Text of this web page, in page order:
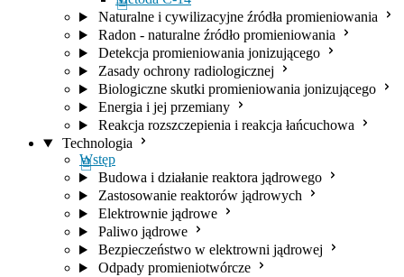
Naturalne i cywilizacyjne źródła promieniowania
Radon - naturalne źródło promieniowania
Detekcja promieniowania jonizującego
Zasady ochrony radiologicznej
Biologiczne skutki promieniowania jonizującego
Energia i jej przemiany
Reakcja rozszczepienia i reakcja łańcuchowa
Technologia
Wstęp
Budowa i działanie reaktora jądrowego
Zastosowanie reaktorów jądrowych
Elektrownie jądrowe
Paliwo jądrowe
Bezpieczeństwo w elektrowni jądrowej
Odpady promieniotwórcze